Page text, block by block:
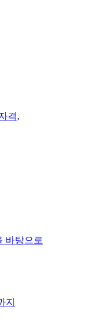
격,
바탕으로
지